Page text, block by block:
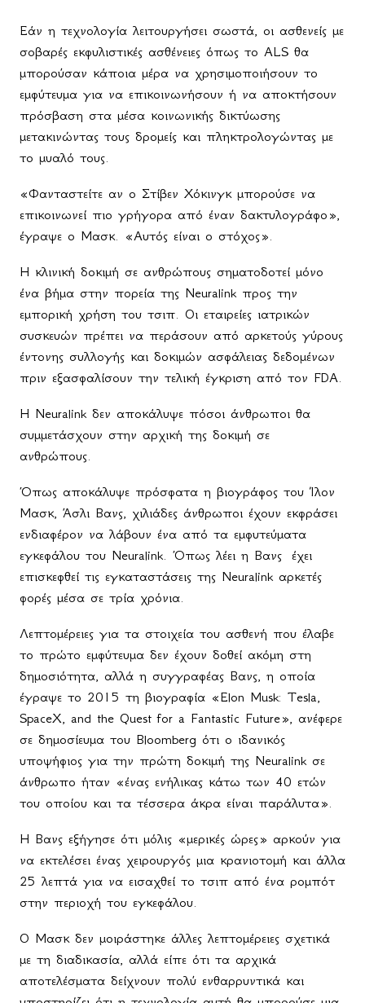
Εάν η τεχνολογία λειτουργήσει σωστά, οι ασθενείς με
σοβαρές εκφυλιστικές ασθένειες όπως το ALS θα
μπορούσαν κάποια μέρα να χρησιμοποιήσουν το
εμφύτευμα για να επικοινωνήσουν ή να αποκτήσουν
πρόσβαση στα μέσα κοινωνικής δικτύωσης
μετακινώντας τους δρομείς και πληκτρολογώντας με
το μυαλό τους.
«Φανταστείτε αν ο Στίβεν Χόκινγκ μπορούσε να
επικοινωνεί πιο γρήγορα από έναν δακτυλογράφο»,
έγραψε ο Μασκ. «Αυτός είναι ο στόχος».
Η κλινική δοκιμή σε ανθρώπους σηματοδοτεί μόνο
ένα βήμα στην πορεία της Neuralink προς την
εμπορική χρήση του τσιπ. Οι εταιρείες ιατρικών
συσκευών πρέπει να περάσουν από αρκετούς γύρους
έντονης συλλογής και δοκιμών ασφάλειας δεδομένων
πριν εξασφαλίσουν την τελική έγκριση από τον FDA.
Η Neuralink δεν αποκάλυψε πόσοι άνθρωποι θα
συμμετάσχουν στην αρχική της δοκιμή σε
ανθρώπους.
Όπως αποκάλυψε πρόσφατα η βιογράφος του Ίλον
Μασκ, Άσλι Βανς, χιλιάδες άνθρωποι έχουν εκφράσει
ενδιαφέρον να λάβουν ένα από τα εμφυτεύματα
εγκεφάλου του Neuralink. Όπως λέει η Βανς έχει
επισκεφθεί τις εγκαταστάσεις της Neuralink αρκετές
φορές μέσα σε τρία χρόνια.
Λεπτομέρειες για τα στοιχεία του ασθενή που έλαβε
το πρώτο εμφύτευμα δεν έχουν δοθεί ακόμη στη
δημοσιότητα, αλλά η συγγραφέας Βανς, η οποία
έγραψε το 2015 τη βιογραφία «Elon Musk: Tesla,
SpaceX, and the Quest for a Fantastic Future», ανέφερε
σε δημοσίευμα του Bloomberg ότι ο ιδανικός
υποψήφιος για την πρώτη δοκιμή της Neuralink σε
άνθρωπο ήταν «ένας ενήλικας κάτω των 40 ετών
του οποίου και τα τέσσερα άκρα είναι παράλυτα».
Η Βανς εξήγησε ότι μόλις «μερικές ώρες» αρκούν για
να εκτελέσει ένας χειρουργός μια κρανιοτομή και άλλα
25 λεπτά για να εισαχθεί το τσιπ από ένα ρομπότ
στην περιοχή του εγκεφάλου.
Ο Μασκ δεν μοιράστηκε άλλες λεπτομέρειες σχετικά
με τη διαδικασία, αλλά είπε ότι τα αρχικά
αποτελέσματα δείχνουν πολύ ενθαρρυντικά και